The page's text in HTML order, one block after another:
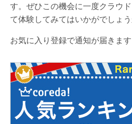
す。ぜひこの機会に一度クラウ
て体験してみてはいかがでしょう
お気に入り登録で通知が届きます